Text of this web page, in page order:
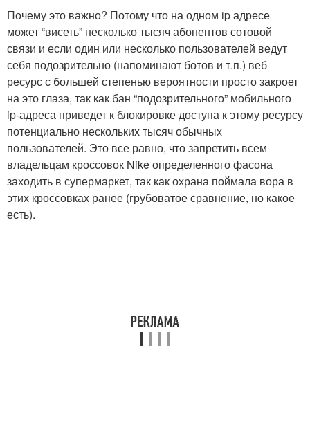
Почему это важно? Потому что на одном ip адресе
может “висеть” несколько тысяч абонентов сотовой
связи и если один или несколько пользователей ведут
себя подозрительно (напоминают ботов и т.п.) веб
ресурс с большей степенью вероятности просто закроет
на это глаза, так как бан “подозрительного” мобильного
ip-адреса приведет к блокировке доступа к этому ресурсу
потенциально нескольких тысяч обычных
пользователей. Это все равно, что запретить всем
владельцам кроссовок Nike определенного фасона
заходить в супермаркет, так как охрана поймала вора в
этих кроссовках ранее (грубоватое сравнение, но какое
есть).